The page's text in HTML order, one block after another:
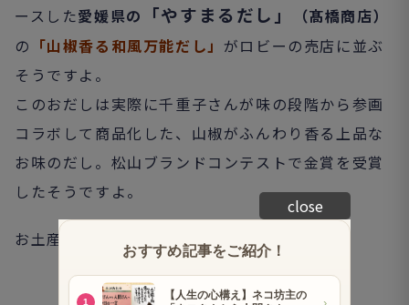
ースした愛媛県の 「やすまるだし」
（髙橋商店）
の 「山椒香る和風万能だし」 がロビーの売店に並ぶ
そうですよ。
このおだしは実際に千重子さんが味の段階から参画
コラボして商品化した、山椒がふんわり香る上品な
お味のだし。松山ブランドコンテストで金賞を受賞
したそうですよ。
お土産に絶対ゲットしなきゃね。
close